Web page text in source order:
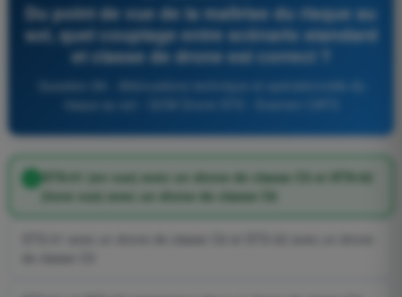
Du point de vue de la maîtrise du risque au
sol, quel couplage entre scénario standard
et classe de drone est correct ?
STS-01 (en vue) avec un drone de classe C5 et STS-02
(hors vue) avec un drone de classe C6